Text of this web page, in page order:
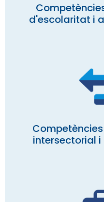
d'escolaritat i
intersectorial